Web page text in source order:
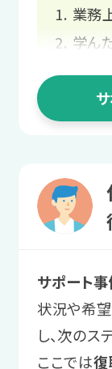
長く
職
サポー
ポー
就職
身に
や身だし
サポー
接対策
サポー
にもス
自分の
反対に
自分
働き
ストレ
環境を見
サポー
業務
学ん
業務
業
業務
業務上の
ツを身に
サポート
状況や希
し、次のス
ここでは復